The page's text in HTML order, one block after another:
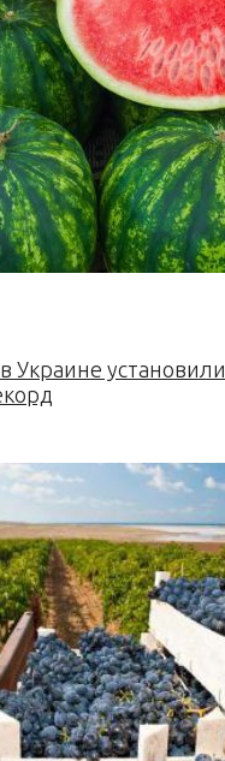
Украине установили